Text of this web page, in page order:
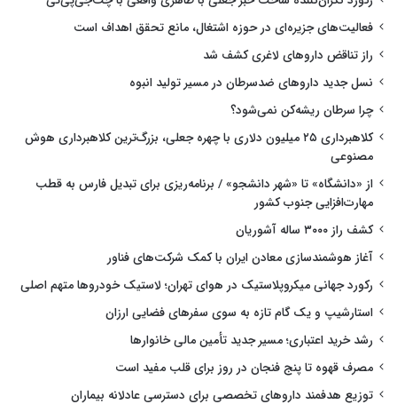
فعالیت‌های جزیره‌ای در حوزه اشتغال، مانع تحقق اهداف است
راز تناقض داروهای لاغری کشف شد
نسل جدید داروهای ضدسرطان در مسیر تولید انبوه
چرا سرطان ریشه‌کن نمی‌شود؟
کلاهبرداری ۲۵ میلیون دلاری با چهره جعلی، بزرگ‌ترین کلاهبرداری هوش
مصنوعی
از «دانشگاه» تا «شهر دانشجو» / برنامه‌ریزی برای تبدیل فارس به قطب
مهارت‌افزایی جنوب کشور
کشف راز ۳۰۰۰ ساله آشوریان
آغاز هوشمندسازی معادن ایران با کمک شرکت‌های فناور
رکورد جهانی میکروپلاستیک در هوای تهران؛ لاستیک خودروها متهم اصلی
استارشیپ و یک گام تازه به سوی سفرهای فضایی ارزان
رشد خرید اعتباری؛ مسیر جدید تأمین مالی خانوارها
مصرف قهوه تا پنج فنجان در روز برای قلب مفید است
توزیع هدفمند داروهای تخصصی برای دسترسی عادلانه بیماران